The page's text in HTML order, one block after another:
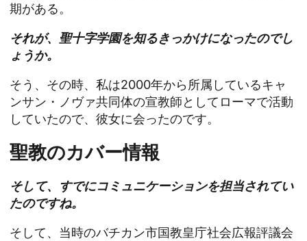
期がある。
それが、聖十字学園を知るきっかけになったのでし
ょうか。
そう、その時、私は2000年から所属しているキャ
ンサン・ノヴァ共同体の宣教師としてローマで活動
していたので、彼女に会ったのです。
聖教のカバー情報
そして、すでにコミュニケーションを担当されてい
たのですね。
そして、当時のバチカン市国教皇庁社会広報評議会